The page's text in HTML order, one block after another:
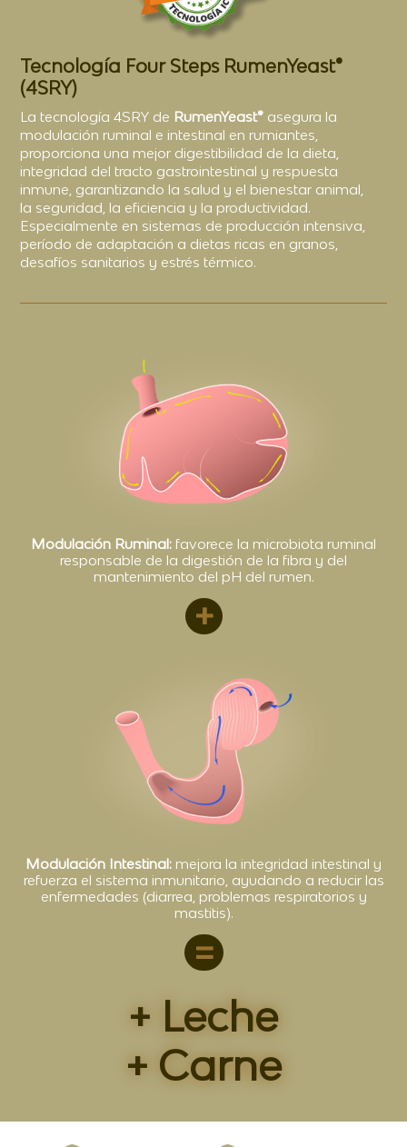
Tecnología Four Steps RumenYeast®
(4SRY)
La tecnología 4SRY de RumenYeast® asegura la
modulación ruminal e intestinal en rumiantes,
proporciona una mejor digestibilidad de la dieta,
integridad del tracto gastrointestinal y respuesta
inmune, garantizando la salud y el bienestar animal,
la seguridad, la eficiencia y la productividad.
Especialmente en sistemas de producción intensiva,
período de adaptación a dietas ricas en granos,
desafíos sanitarios y estrés térmico.
Modulación Ruminal: favorece la microbiota ruminal
responsable de la digestión de la fibra y del
mantenimiento del pH del rumen.
+
Modulación Intestinal: mejora la integridad intestinal y
refuerza el sistema inmunitario, ayudando a reducir las
enfermedades (diarrea, problemas respiratorios y
mastitis).
=
+ Leche
+ Carne